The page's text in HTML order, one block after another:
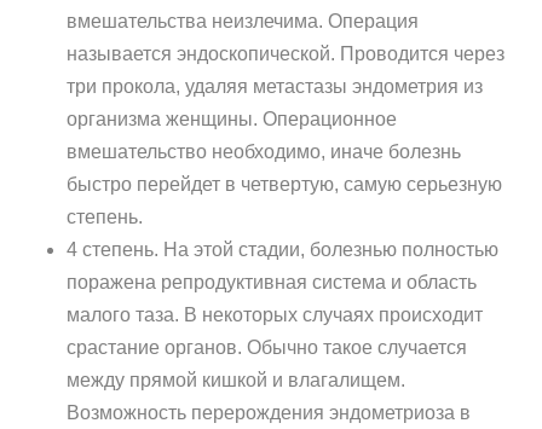
вмешательства неизлечима. Операция
называется эндоскопической. Проводится через
три прокола, удаляя метастазы эндометрия из
организма женщины. Операционное
вмешательство необходимо, иначе болезнь
быстро перейдет в четвертую, самую серьезную
степень.
4 степень. На этой стадии, болезнью полностью
поражена репродуктивная система и область
малого таза. В некоторых случаях происходит
срастание органов. Обычно такое случается
между прямой кишкой и влагалищем.
Возможность перерождения эндометриоза в